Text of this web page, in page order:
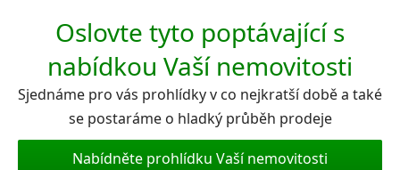
Oslovte tyto poptávající s
nabídkou Vaší nemovitosti
Sjednáme pro vás prohlídky v co nejkratší době a také
se postaráme o hladký průběh prodeje
Nabídněte prohlídku Vaší nemovitosti